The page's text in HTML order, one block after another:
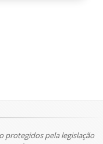
protegidos pela legislação